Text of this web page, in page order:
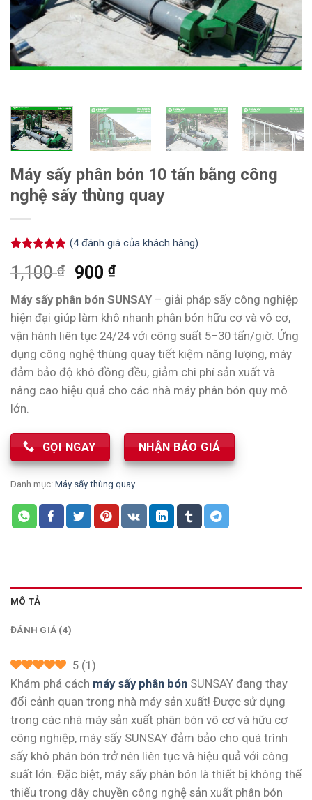
Máy sấy phân bón 10 tấn bằng công
nghệ sấy thùng quay
dựa trên
đánh giá
(4đánh giá của khách hàng)
1,100₫ 900 ₫
Máy sấy phân bón SUNSAY – giải pháp sấy công nghiệp
hiện đại giúp làm khô nhanh phân bón hữu cơ và vô cơ,
vận hành liên tục 24/24 với công suất 5–30 tấn/giờ. Ứng
dụng công nghệ thùng quay tiết kiệm năng lượng, máy
đảm bảo độ khô đồng đều, giảm chi phí sản xuất và
nâng cao hiệu quả cho các nhà máy phân bón quy mô
lớn.
GỌI NGAY NHẬN BÁO GIÁ
Danh mục: Máy sấy thùng quay
MÔ TẢ
ĐÁNH GIÁ (4)
5 (1)
Khám phá cách máy sấy phân bón SUNSAY đang thay
đổi cảnh quan trong nhà máy sản xuất! Được sử dụng
trong các nhà máy sản xuất phân bón vô cơ và hữu cơ
công nghiệp, máy sấy SUNSAY đảm bảo cho quá trình
sấy khô phân bón trở nên liên tục và hiệu quả với công
suất lớn. Đặc biệt, máy sấy phân bón là thiết bị không thể
thiếu trong dây chuyền công nghệ sản xuất phân bón